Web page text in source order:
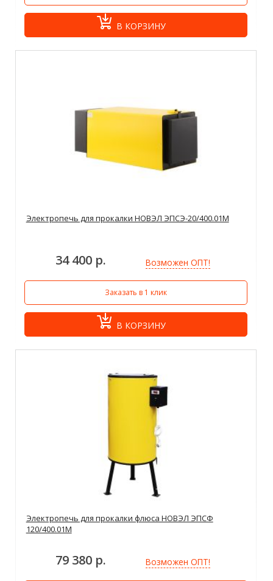
В КОРЗИНУ
Электропечь для прокалки НОВЭЛ ЭПСЭ-20/400.01М
34 400 р. Возможен ОПТ!
Заказать в 1 клик
В КОРЗИНУ
Электропечь для прокалки флюса НОВЭЛ ЭПСФ
120/400.01М
79 380 р. Возможен ОПТ!